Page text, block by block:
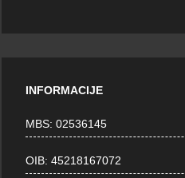
INFORMACIJE
MBS: 02536145
OIB: 45218167072